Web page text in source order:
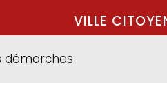
VILLE
démarches